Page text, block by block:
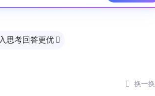
思考回答更优 
 换一换